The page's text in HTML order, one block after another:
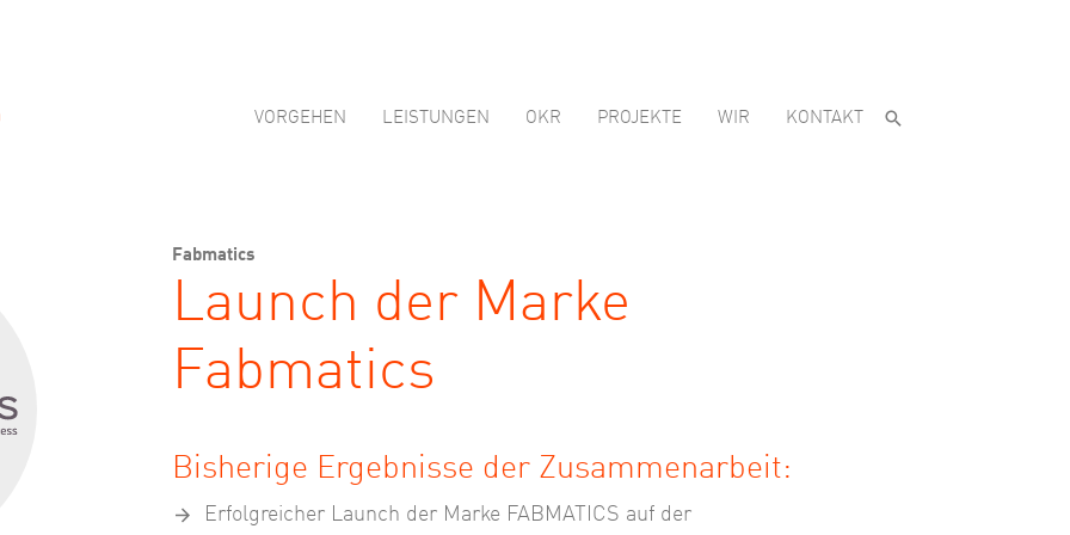
VORGEHEN LEISTUNGEN OKR PROJEKTE WIR KONTAKT
Fabmatics
Launch der Marke
Fabmatics
Bisherige Ergebnisse der Zusammenarbeit:
Erfolgreicher Launch der Marke FABMATICS auf der